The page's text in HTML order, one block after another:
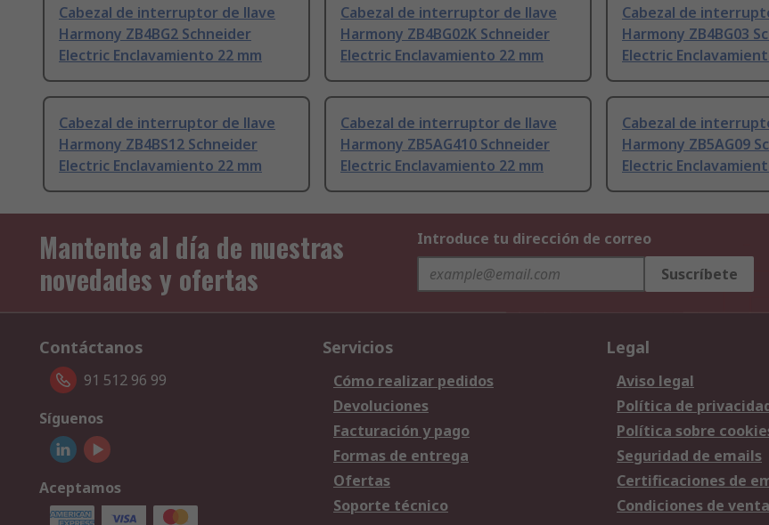
Cabezal de interruptor de llave
Harmony ZB4BG2 Schneider
Electric Enclavamiento 22 mm
Cabezal de interruptor de llave
Harmony ZB4BG02K Schneider
Electric Enclavamiento 22 mm
Cabezal de
Harmony ZB4BG03
Electric
Cabezal de interruptor de llave
Harmony ZB4BS12 Schneider
Electric Enclavamiento 22 mm
Cabezal de interruptor de llave
Harmony ZB5AG410 Schneider
Electric Enclavamiento 22 mm
Cabezal de
Harmony ZB5AG09
Electric
Mantente al día de nuestras
novedades y ofertas
Introduce tu dirección de correo
Suscríbete
Contáctanos
91 512 96 99
Síguenos
Aceptamos
Servicios
Cómo realizar pedidos
Devoluciones
Facturación y pago
Formas de entrega
Ofertas
Soporte técnico
Legal
Aviso legal
Política de
Política sobre
Seguridad de emails
Certificaciones de
Condiciones de venta